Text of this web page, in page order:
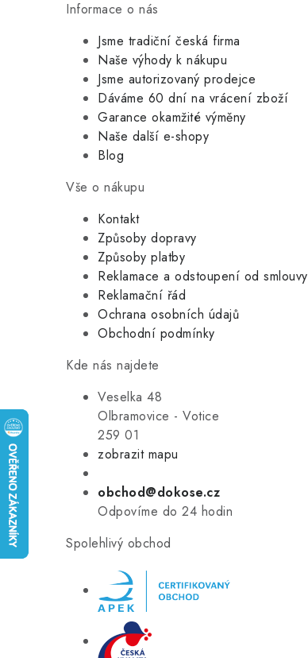
Informace o nás
Jsme tradiční česká firma
Naše výhody k nákupu
Jsme autorizovaný prodejce
Dáváme 60 dní na vrácení zboží
Garance okamžité výměny
Naše další e-shopy
Blog
Vše o nákupu
Kontakt
Způsoby dopravy
Způsoby platby
Reklamace a odstoupení od smlouvy
Reklamační řád
Ochrana osobních údajů
Obchodní podmínky
Kde nás najdete
Veselka 48
Olbramovice - Votice
259 01
zobrazit mapu
obchod@dokose.cz
Odpovíme do 24 hodin
Spolehlivý obchod